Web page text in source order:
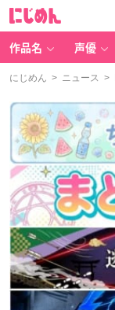
作品名 声優
にじめん > ニュース >